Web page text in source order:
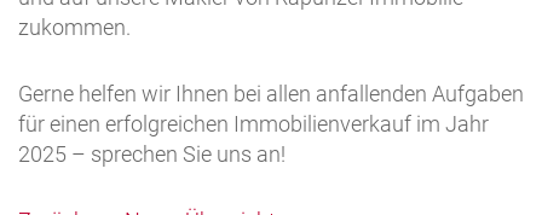
zukommen.
Gerne helfen wir Ihnen bei allen anfallenden Aufgaben
für einen erfolgreichen Immobilienverkauf im Jahr
2025 – sprechen Sie uns an!